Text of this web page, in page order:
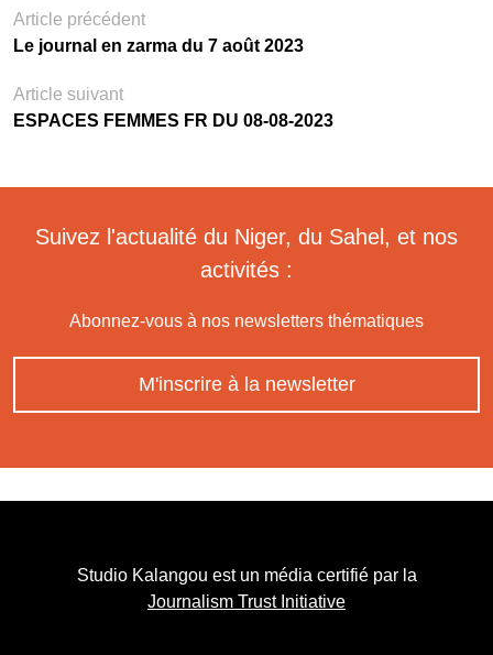
Article précédent
Le journal en zarma du 7 août 2023
Article suivant
ESPACES FEMMES FR DU 08-08-2023
Suivez l'actualité du Niger, du Sahel, et nos
activités :
Abonnez-vous à nos newsletters thématiques
M'inscrire à la newsletter
Studio Kalangou est un média certifié par la
Journalism Trust Initiative